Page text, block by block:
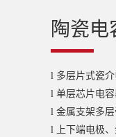
陶瓷
l 多层片式瓷
l 单层芯片电
l 金属支架多
l 上下端电极